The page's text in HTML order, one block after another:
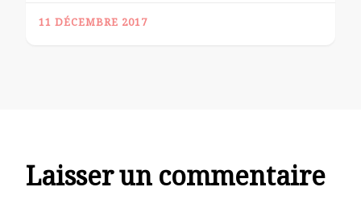
11 DÉCEMBRE 2017
Laisser un commentaire